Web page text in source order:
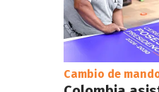
Cambio de